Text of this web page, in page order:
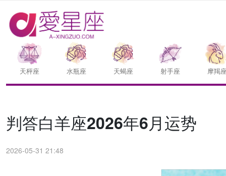
天枰座 水瓶座 天蝎座 射手座 摩羯
判答白羊座2026年6月运势
2026-05-31 21:48